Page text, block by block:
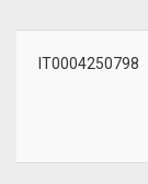
IT0004250798